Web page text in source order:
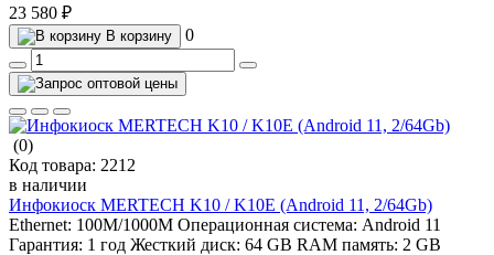
23 580 ₽
В корзину 0
(0)
Код товара: 2212
в наличии
Инфокиоск MERTECH K10 / K10E (Android 11, 2/64Gb)
Ethernet: 100M/1000M Операционная система: Android 11
Гарантия: 1 год Жесткий диск: 64 GB RAM память: 2 GB